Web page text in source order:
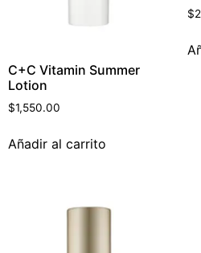
C+C Vitamin Summer
Lotion
$1,550.00
Añadir al carrito
$